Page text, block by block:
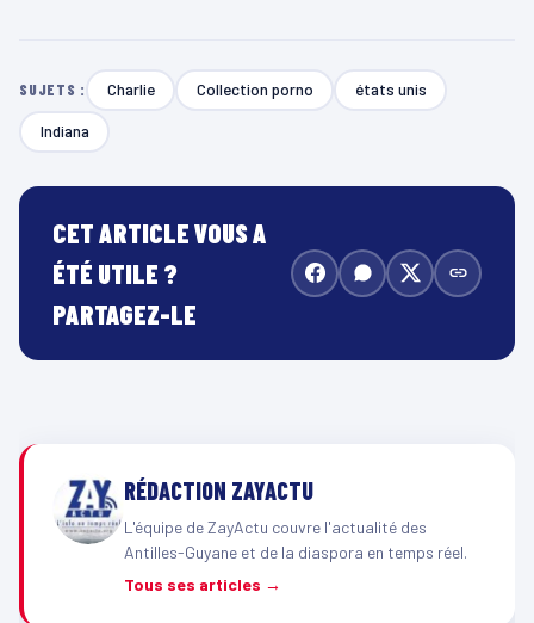
SUJETS : Charlie Collection porno états unis
Indiana
CET ARTICLE VOUS A
ÉTÉ UTILE ?
PARTAGEZ-LE
RÉDACTION ZAYACTU
L'équipe de ZayActu couvre l'actualité des
Antilles-Guyane et de la diaspora en temps réel.
Tous ses articles →